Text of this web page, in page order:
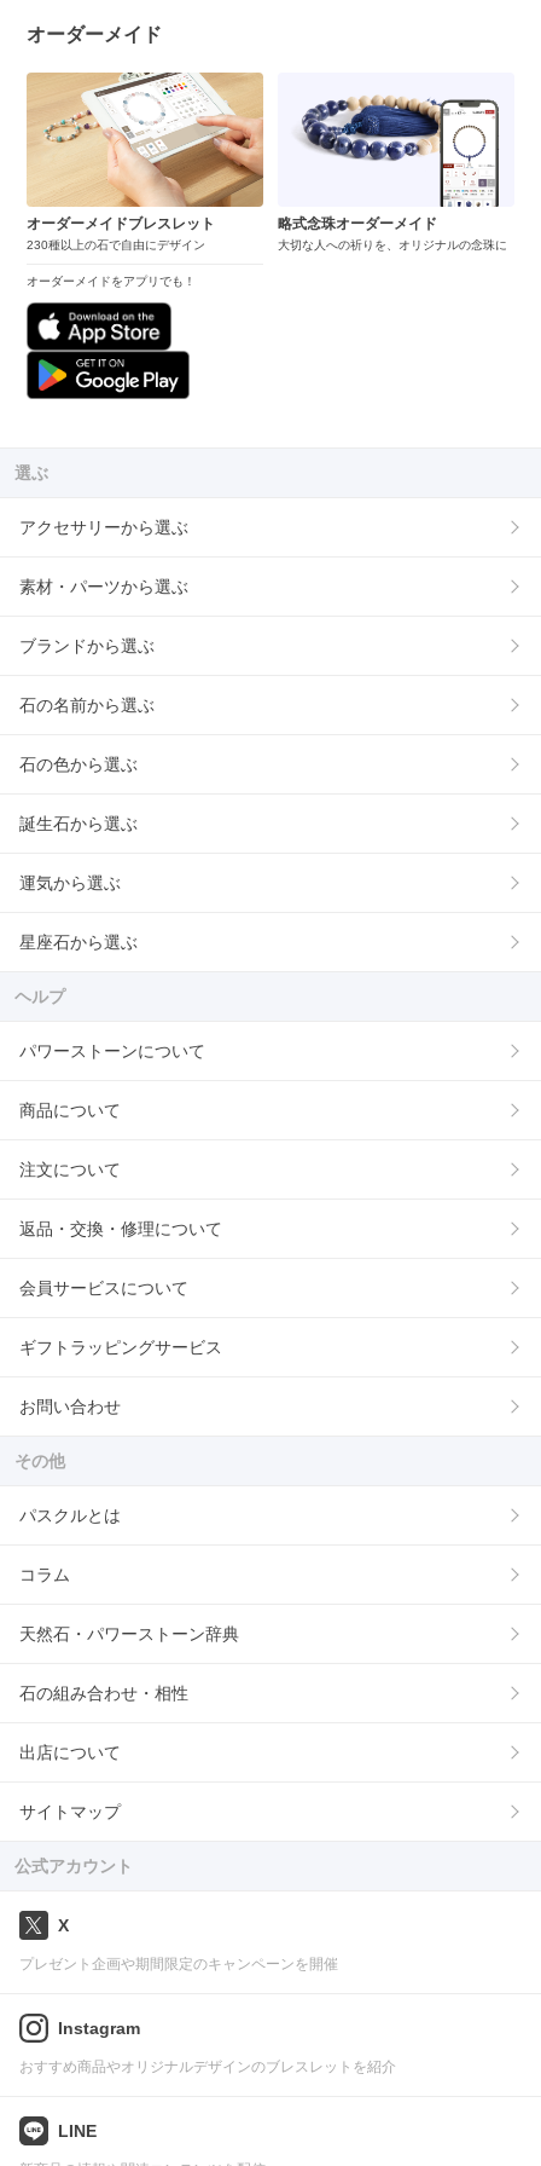
オーダーメイド
オーダーメイドブレスレット
230種以上の石で自由にデザイン
オーダーメイドをアプリでも！
略式念珠オーダーメイド
大切な人への祈りを、オリジナルの念珠に
選ぶ
アクセサリーから選ぶ
素材・パーツから選ぶ
ブランドから選ぶ
石の名前から選ぶ
石の色から選ぶ
誕生石から選ぶ
運気から選ぶ
星座石から選ぶ
ヘルプ
パワーストーンについて
商品について
注文について
返品・交換・修理について
会員サービスについて
ギフトラッピングサービス
お問い合わせ
その他
パスクルとは
コラム
天然石・パワーストーン辞典
石の組み合わせ・相性
出店について
サイトマップ
公式アカウント
X
プレゼント企画や期間限定のキャンペーンを開催
Instagram
おすすめ商品やオリジナルデザインのブレスレットを紹介
LINE